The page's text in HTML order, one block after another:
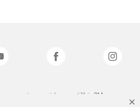
ovan är varumärken som tillhör 3M.